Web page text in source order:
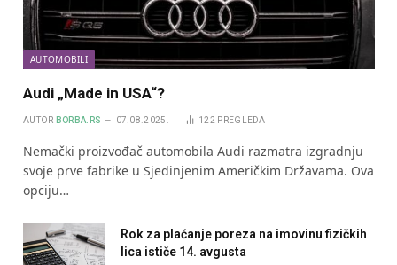
AUTOMOBILI
Audi „Made in USA“?
AUTOR BORBA.RS 07.08.2025. 122 PREGLEDA
Nemački proizvođač automobila Audi razmatra izgradnju
svoje prve fabrike u Sjedinjenim Američkim Državama. Ova
opciju…
Rok za plaćanje poreza na imovinu fizičkih
lica ističe 14. avgusta